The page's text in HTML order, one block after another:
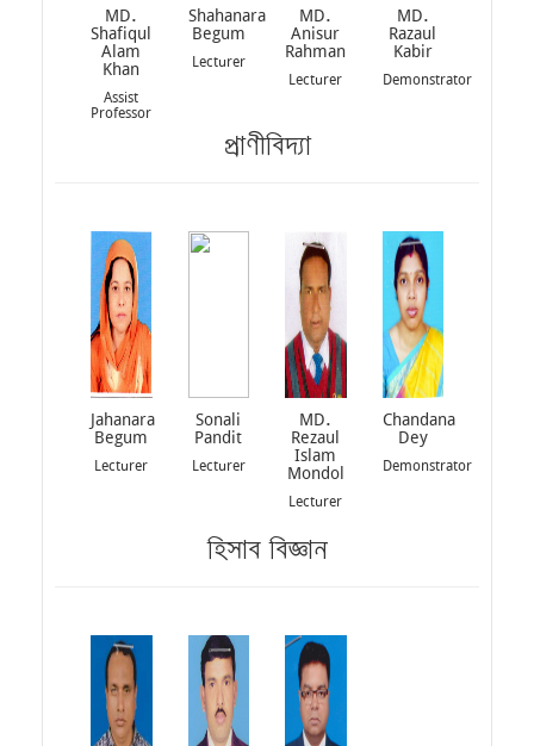
MD.
Shafiqul
Alam
Khan
Assist
Professor
Shahanara
Begum
Lecturer
MD.
Anisur
Rahman
Lecturer
MD.
Razaul
Kabir
Demonstrator
প্রাণীবিদ্যা
Jahanara
Begum
Lecturer
Sonali
Pandit
Lecturer
MD.
Rezaul
Islam
Mondol
Lecturer
Chandana
Dey
Demonstrator
হিসাব বিজ্ঞান